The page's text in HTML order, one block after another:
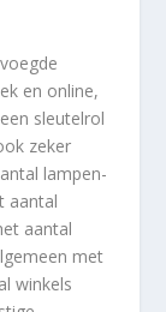
en online,
sleutelrol
zeker
lampen-
aantal
aantal
met
winkels